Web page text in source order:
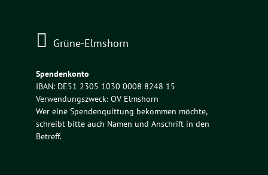
Grüne-Elmshorn
Spendenkonto
IBAN: DE51 2305 1030 0008 8248 15
Verwendungszweck: OV Elmshorn
Wer eine Spendenquittung bekommen möchte,
schreibt bitte auch Namen und Anschrift in den
Betreff.